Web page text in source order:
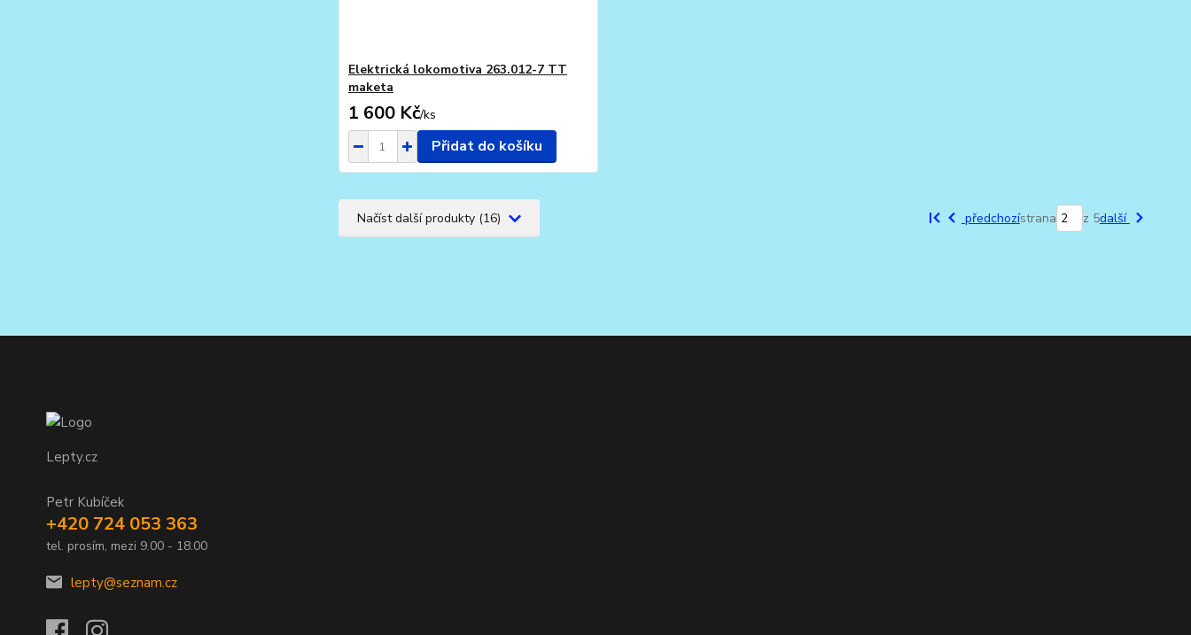
Elektrická lokomotiva 263.012-7 TT
maketa
1 600 Kč/ks
Přidat do košíku
Načíst další produkty (16) předchozístrana z 5další
Lepty.cz
Petr Kubíček
+420 724 053 363
tel. prosím, mezi 9.00 - 18.00
lepty@seznam.cz